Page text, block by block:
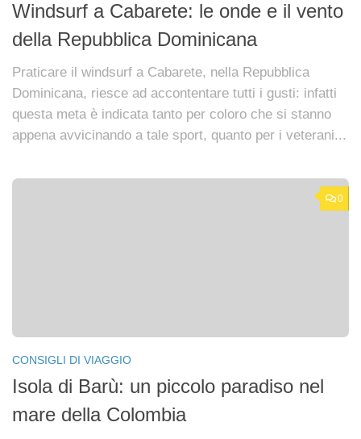
Windsurf a Cabarete: le onde e il vento
della Repubblica Dominicana
Praticare il windsurf a Cabarete, nella Repubblica
Dominicana, riesce ad accontentare tutti i gusti: infatti
questa meta è indicata tanto per coloro che si stanno
appena avvicinando a tale sport, quanto per i veterani...
0
CONSIGLI DI VIAGGIO
Isola di Barù: un piccolo paradiso nel
mare della Colombia